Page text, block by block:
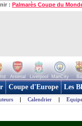
: Palmarès Coupe du
Arsenal Liverpool ManCity
Coupe d'Europe Les
| Calendrier |